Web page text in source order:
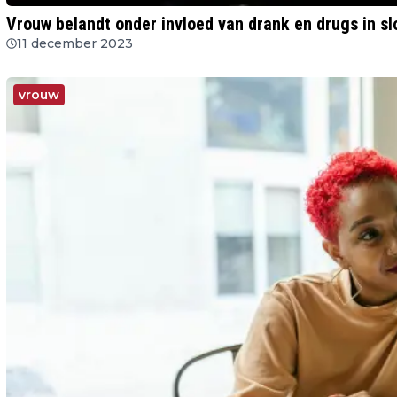
Vrouw belandt onder invloed van drank en drugs in
11 december 2023
vrouw